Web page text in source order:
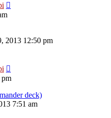
2013 12:50 pm
pm
deck)
7:51 am